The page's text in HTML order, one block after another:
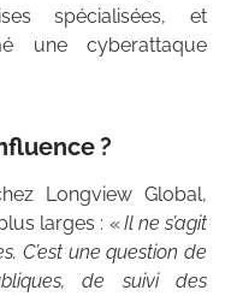
spécialisées, et
une cyberattaque
?
Longview Global,
larges : «Il ne s’agit
C’est une question de
de suivi des